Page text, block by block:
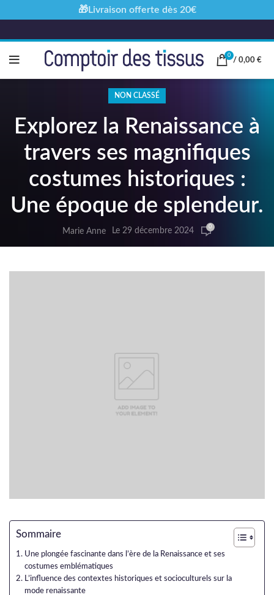
0
/ 0,00 €
NON CLASSÉ
Explorez la Renaissance à
travers ses magnifiques
costumes historiques :
Une époque de splendeur.
Marie Anne Le 29 décembre 2024 0
Sommaire
Une plongée fascinante dans l’ère de la Renaissance et ses
costumes emblématiques
L’influence des contextes historiques et socioculturels sur la
mode renaissante
🎁Livraison offerte dès 20€